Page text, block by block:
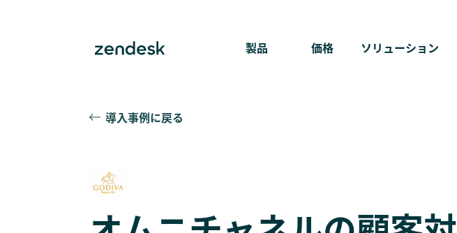
製品 価格 ソリューション
導入事例に戻る